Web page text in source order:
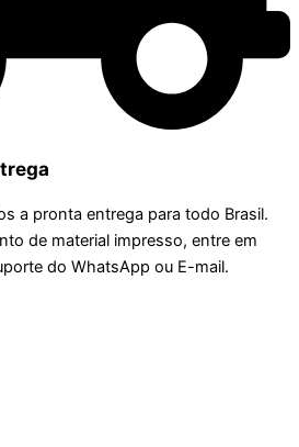
a pronta entrega para todo Brasil.
de material impresso, entre em
do WhatsApp ou E-mail.